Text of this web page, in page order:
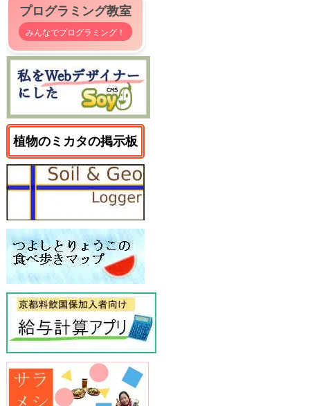
プログラミング教室
みんなでプログラミング！
植物のミカタの掲示板